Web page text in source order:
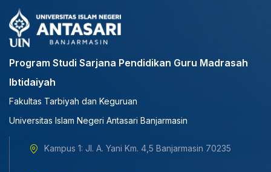
Program Studi Sarjana Pendidikan Guru Madrasah
Ibtidaiyah
Fakultas Tarbiyah dan Keguruan
Universitas Islam Negeri Antasari Banjarmasin
Kampus 1: Jl. A. Yani Km. 4,5 Banjarmasin 70235